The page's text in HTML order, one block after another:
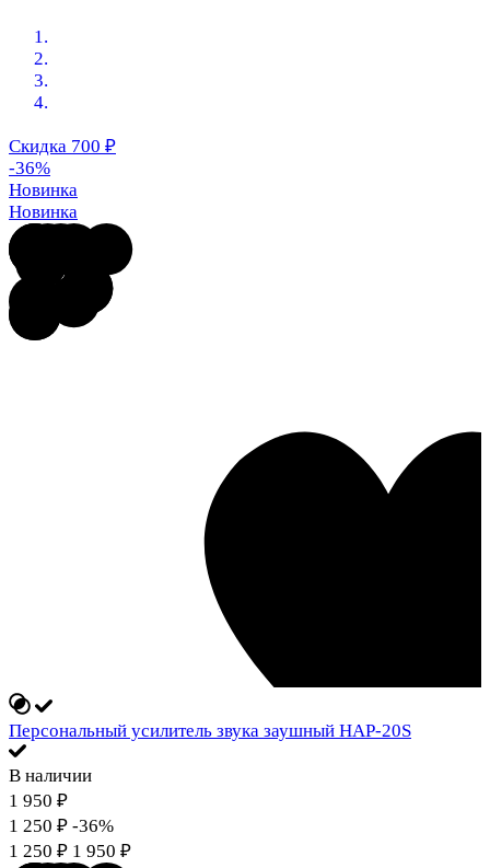
Скидка 700 ₽
-36%
Новинка
Новинка
Персональный усилитель звука заушный HAP-20S
В наличии
1 950 ₽
1 250 ₽ -36%
1 250 ₽ 1 950 ₽